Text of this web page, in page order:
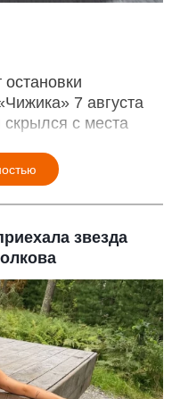
7 августа
с места
звезда